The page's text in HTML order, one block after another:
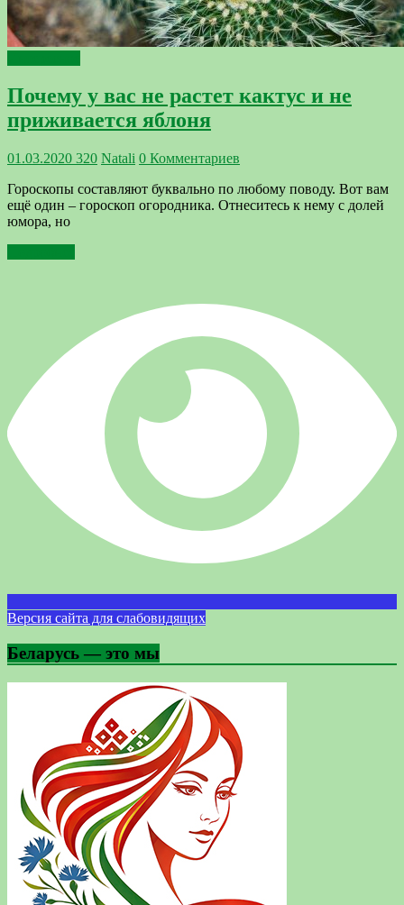
Почему у вас не растет кактус и не
приживается яблоня
01.03.2020 320 Natali 0 Комментариев
Гороскопы составляют буквально по любому поводу. Вот вам
ещё один – гороскоп огородника. Отнеситесь к нему с долей
юмора, но
Версия сайта для слабовидящих
Беларусь — это мы